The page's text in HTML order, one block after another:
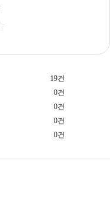
19건
0건
0건
0건
0건